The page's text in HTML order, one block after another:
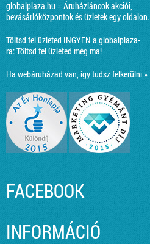
globalplaza.hu = Áruházláncok akciói,
bevásárlóközpontok és üzletek egy oldalon.
Töltsd fel üzleted INGYEN a globalplaza-
ra:Töltsd fel üzleted még ma!
Ha webáruházad van, így tudsz felkerülni »
FACEBOOK
INFORMÁCIÓ